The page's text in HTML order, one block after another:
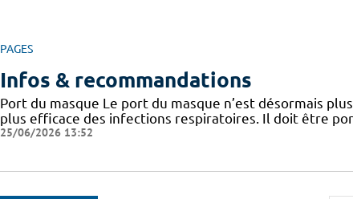
PAGES
Infos & recommandations
Port du masque Le port du masque n’est désormais
plus efficace des infections respiratoires. Il doit être
25/06/2026 13:52